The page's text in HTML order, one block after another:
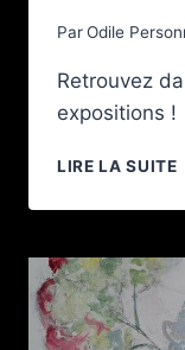
ParOdile
Retrouvez
expositions !
LIRE LA SUITE